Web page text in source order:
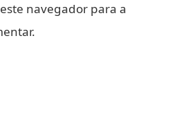
navegador para a